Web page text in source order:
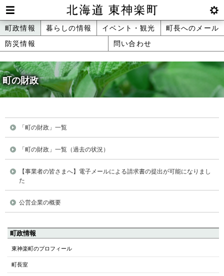
本
文
へ
メ
ニ
ュ
ー
Men
u
btnS
ettin
北海道 東神楽町 Hokkaido
メ
ニ
ュ
ー
町政情報 暮らしの情報 イベント・観光
町長へのメール
防災情報
問い合わせ
町の財政
「町の財政」一覧
「町の財政」一覧（過去の状況）
【事業者の皆さまへ】電子メールによる請求書の提出が可能になりまし
た
公営企業の概要
ペ町政情報
東神楽町のプロフィール
町長室